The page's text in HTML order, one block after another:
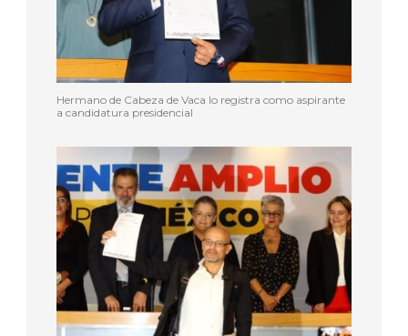
Hermano de Cabeza de Vaca lo registra como aspirante
a candidatura presidencial